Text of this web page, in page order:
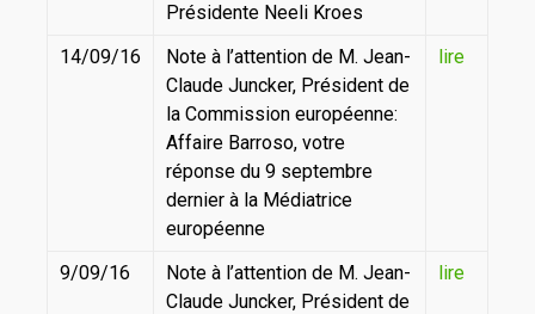
Présidente Neeli Kroes
14/09/16
Note à l’attention de M. Jean-
Claude Juncker, Président de
la Commission européenne:
Affaire Barroso, votre
réponse du 9 septembre
dernier à la Médiatrice
européenne
lire
9/09/16
Note à l’attention de M. Jean-
Claude Juncker, Président de
lire